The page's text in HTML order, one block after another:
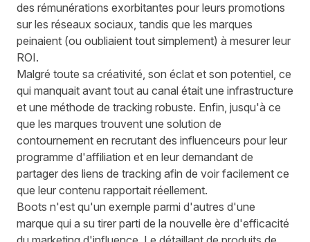
des rémunérations exorbitantes pour leurs promotions
sur les réseaux sociaux, tandis que les marques
peinaient (ou oubliaient tout simplement) à mesurer leur
ROI.
Malgré toute sa créativité, son éclat et son potentiel, ce
qui manquait avant tout au canal était une infrastructure
et une méthode de tracking robuste. Enfin, jusqu'à ce
que les marques trouvent une solution de
contournement en recrutant des influenceurs pour leur
programme d'affiliation et en leur demandant de
partager des liens de tracking afin de voir facilement ce
que leur contenu rapportait réellement.
Boots n'est qu'un exemple parmi d'autres d'une
marque qui a su tirer parti de la nouvelle ère d'efficacité